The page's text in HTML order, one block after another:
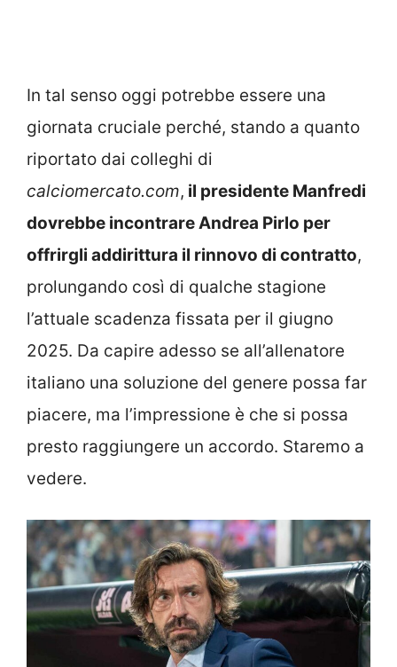
In tal senso oggi potrebbe essere una
giornata cruciale perché, stando a quanto
riportato dai colleghi di
calciomercato.com, il presidente Manfredi
dovrebbe incontrare Andrea Pirlo per
offrirgli addirittura il rinnovo di contratto,
prolungando così di qualche stagione
l’attuale scadenza fissata per il giugno
2025. Da capire adesso se all’allenatore
italiano una soluzione del genere possa far
piacere, ma l’impressione è che si possa
presto raggiungere un accordo. Staremo a
vedere.